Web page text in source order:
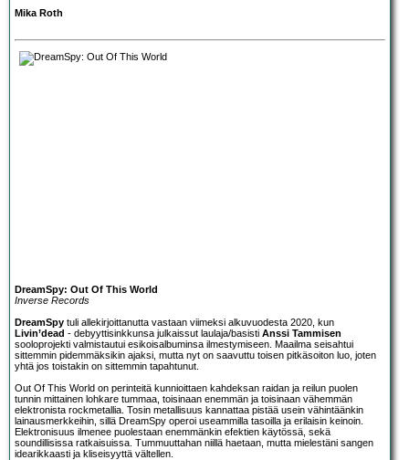
Mika Roth
DreamSpy: Out Of This World
Inverse Records
DreamSpy tuli allekirjoittanutta vastaan viimeksi alkuvuodesta 2020, kun
Livin’dead - debyyttisinkkunsa julkaissut laulaja/basisti Anssi Tammisen
sooloprojekti valmistautui esikoisalbuminsa ilmestymiseen. Maailma seisahtui
sittemmin pidemmäksikin ajaksi, mutta nyt on saavuttu toisen pitkäsoiton luo, joten
yhtä jos toistakin on sittemmin tapahtunut.
Out Of This World on perinteitä kunnioittaen kahdeksan raidan ja reilun puolen
tunnin mittainen lohkare tummaa, toisinaan enemmän ja toisinaan vähemmän
elektronista rockmetallia. Tosin metallisuus kannattaa pistää usein vähintäänkin
lainausmerkkeihin, sillä DreamSpy operoi useammilla tasoilla ja erilaisin keinoin.
Elektronisuus ilmenee puolestaan enemmänkin efektien käytössä, sekä
soundillisissa ratkaisuissa. Tummuuttahan niillä haetaan, mutta mielestäni sangen
idearikkaasti ja kliseisyyttä vältellen.